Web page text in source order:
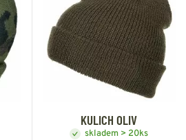
KULICH OLIV
skladem > 20ks